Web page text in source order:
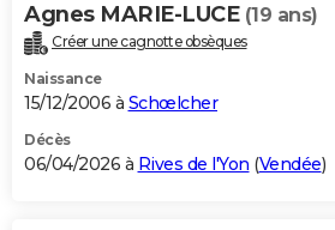
Alimentation
Guide de la santé
Maladies
Médicaments
Sommeil
VOYAGE
Destinations
City break
Voyage nature
Voyage de noces
Forum
Climat
+PHOTO
GUIDES D'ACHAT
BONS PLANS
Agnes MARIE-LUCE (19 ans)
Créer une cagnotte obsèques
Naissance
15/12/2006 à Schœlcher
Décès
06/04/2026 à Rives de l'Yon (Vendée)